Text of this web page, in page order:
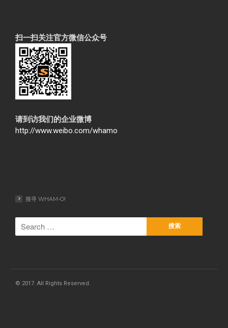
扫一扫关注官方微信公众号
请到访我们的企业微博
http://www.weibo.com/whamo
搜寻 WHAM-O!
© 2017. All Rights Reserved.